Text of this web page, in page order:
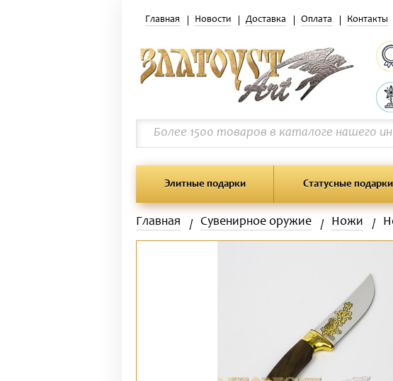
Главная Новости Доставка Оплата Контакты
Элитные подарки Статусные подарки
Главная Сувенирное оружие Ножи